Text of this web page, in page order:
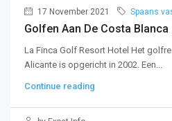
17 November 2021 Spaans
Golfen Aan De Costa Blanca
La Finca Golf Resort Hotel Het
Alicante is opgericht in 2002. Een...
Continue reading